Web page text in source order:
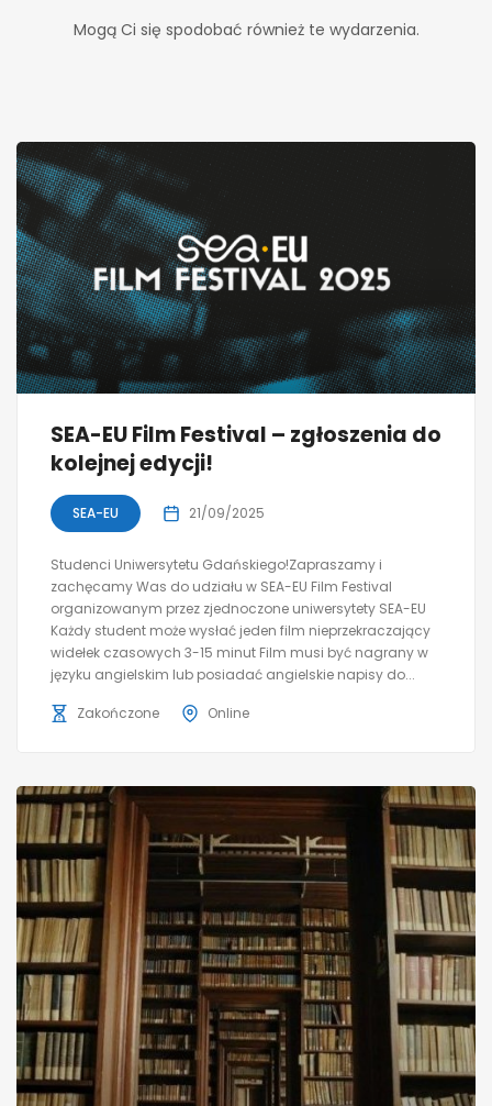
Mogą Ci się spodobać również te wydarzenia.
SEA-EU Film Festival – zgłoszenia do
kolejnej edycji!
SEA-EU 21/09/2025
Studenci Uniwersytetu Gdańskiego!Zapraszamy i
zachęcamy Was do udziału w SEA-EU Film Festival
organizowanym przez zjednoczone uniwersytety SEA-EU
Każdy student może wysłać jeden film nieprzekraczający
widełek czasowych 3-15 minut Film musi być nagrany w
języku angielskim lub posiadać angielskie napisy do...
Zakończone Online